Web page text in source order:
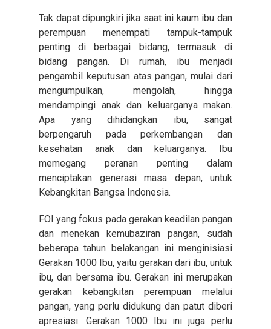
Tak dapat dipungkiri jika saat ini kaum ibu dan
perempuan menempati tampuk-tampuk
penting di berbagai bidang, termasuk di
bidang pangan. Di rumah, ibu menjadi
pengambil keputusan atas pangan, mulai dari
mengumpulkan, mengolah, hingga
mendampingi anak dan keluarganya makan.
Apa yang dihidangkan ibu, sangat
berpengaruh pada perkembangan dan
kesehatan anak dan keluarganya. Ibu
memegang peranan penting dalam
menciptakan generasi masa depan, untuk
Kebangkitan Bangsa Indonesia.
FOI yang fokus pada gerakan keadilan pangan
dan menekan kemubaziran pangan, sudah
beberapa tahun belakangan ini menginisiasi
Gerakan 1000 Ibu, yaitu gerakan dari ibu, untuk
ibu, dan bersama ibu. Gerakan ini merupakan
gerakan kebangkitan perempuan melalui
pangan, yang perlu didukung dan patut diberi
apresiasi. Gerakan 1000 Ibu ini juga perlu